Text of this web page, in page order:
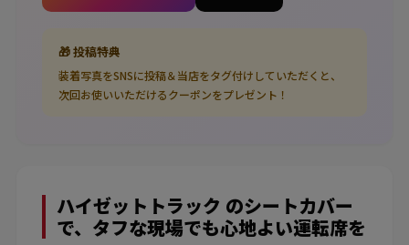
🎁 投稿特典
装着写真をSNSに投稿＆当店をタグ付けしていただくと、
次回お使いいただけるクーポンをプレゼント！
ハイゼットトラック のシートカバー
で、タフな現場でも心地よい運転席を